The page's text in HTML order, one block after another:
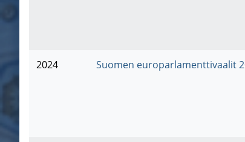
2024 Suomen europarlamenttivaalit